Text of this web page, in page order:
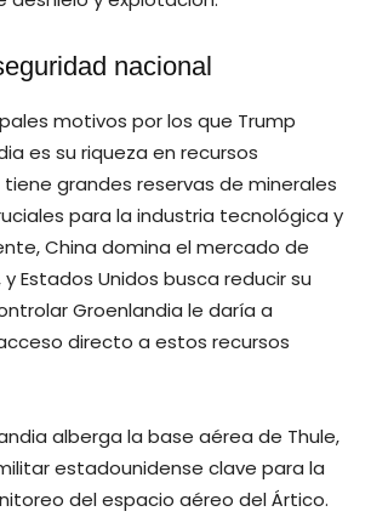
nacional
motivos por los que Trump
es su riqueza en recursos
tiene grandes reservas de minerales
para la industria tecnológica y
China domina el mercado de
Estados Unidos busca reducir su
Groenlandia le daría a
directo a estos recursos
alberga la base aérea de Thule,
estadounidense clave para la
del espacio aéreo del Ártico.